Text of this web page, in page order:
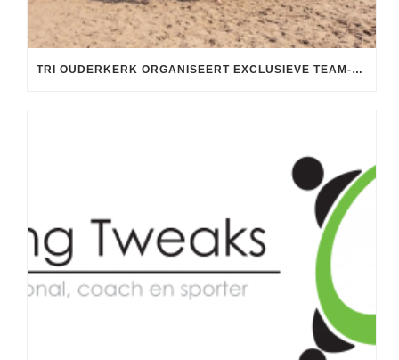
TRI OUDERKERK ORGANISEERT EXCLUSIEVE TEAM-RELAY VOOR PLOEGEN TEAMCOMPETITIES TRIATHLON: ‘DIT FORMAT STAAT GARANT VOOR SPEKTAKEL’